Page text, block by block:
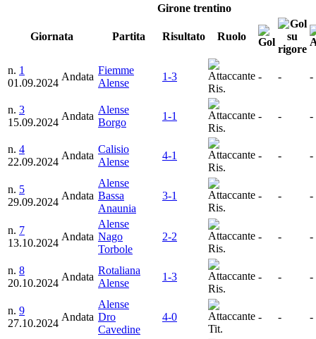
Girone trentino
Giornata Partita Risultato Ruolo
n. 1
01.09.2024
Andata
Fiemme
Alense
1-3
Ris.
- - -
n. 3
15.09.2024
Andata
Alense
Borgo
1-1
Ris.
- - -
n. 4
22.09.2024
Andata
Calisio
Alense
4-1
Ris.
- - -
n. 5
29.09.2024
Andata
Alense
Bassa
Anaunia
3-1
Ris.
- - -
n. 7
13.10.2024
Andata
Alense
Nago
Torbole
2-2
Ris.
- - -
n. 8
20.10.2024
Andata
Rotaliana
Alense
1-3
Ris.
- - -
n. 9
27.10.2024
Andata
Alense
Dro
Cavedine
4-0
Tit.
- - -